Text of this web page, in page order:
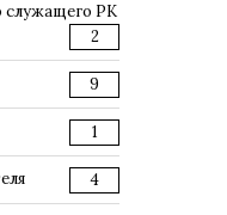
служащего РК
2
9
1
4